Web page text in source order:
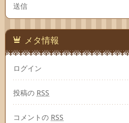
送信
メタ情報
ログイン
投稿の RSS
コメントの RSS